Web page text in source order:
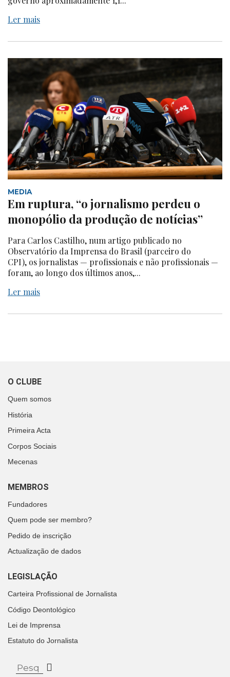
Ler mais
MEDIA
Em ruptura, “o jornalismo perdeu o
monopólio da produção de notícias”
Para Carlos Castilho, num artigo publicado no
Observatório da Imprensa do Brasil (parceiro do
CPI), os jornalistas — profissionais e não profissionais —
foram, ao longo dos últimos anos,...
Ler mais
O CLUBE
Quem somos
História
Primeira Acta
Corpos Sociais
Mecenas
MEMBROS
Fundadores
Quem pode ser membro?
Pedido de inscrição
Actualização de dados
LEGISLAÇÃO
Carteira Profissional de Jornalista
Código Deontológico
Lei de Imprensa
Estatuto do Jornalista